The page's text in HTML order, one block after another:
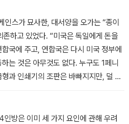
움직였다. 미국과 영국은 디플레이션을,
택했다.
스가 묘사한, 대서양을 오가는 “종이
존하고 있었다. “미국은 독일에게 돈을
국에 주고, 연합국은 다시 미국 정부에
는 것은 아무것도 없다. 누구도 1페니
과 인쇄기의 조판은 바빠지지만, 덜 먹
없다.” 하지만 음악이 그칠 경우 어떤
방은 이미 세 가지 요인에 관해 우려